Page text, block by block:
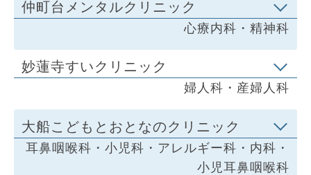
仲町台メンタルクリニック
心療内科・精神科
妙蓮寺すいクリニック
婦人科・産婦人科
大船こどもとおとなのクリニック
耳鼻咽喉科・小児科・アレルギー科・内科・
小児耳鼻咽喉科